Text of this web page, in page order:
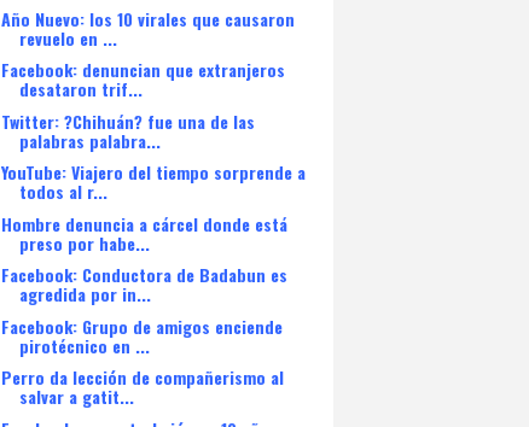
Año Nuevo: los 10 virales que causaron
revuelo en ...
Facebook: denuncian que extranjeros
desataron trif...
Twitter: ?Chihuán? fue una de las
palabras palabra...
YouTube: Viajero del tiempo sorprende a
todos al r...
Hombre denuncia a cárcel donde está
preso por habe...
Facebook: Conductora de Badabun es
agredida por in...
Facebook: Grupo de amigos enciende
pirotécnico en ...
Perro da lección de compañerismo al
salvar a gatit...